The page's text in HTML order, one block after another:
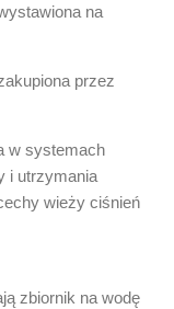
na
przez
w systemach
i utrzymania
wieży ciśnień
zbiornik na wodę